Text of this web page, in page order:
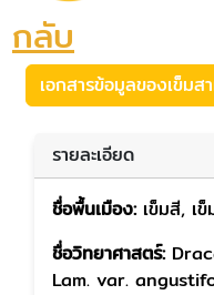
กลับ
เอกสารข้อมูลของเข็มส
รายละเอียด
ชื่อพื้นเมือง: เข็มสี, เ
ชื่อวิทยาศาสตร์:
Lam. var.